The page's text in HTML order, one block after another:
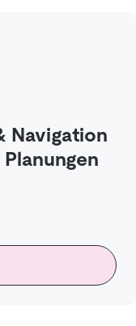
Navigation
Planungen